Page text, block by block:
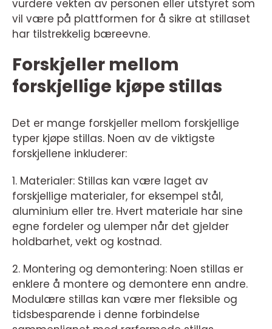
vurdere vekten av personen eller utstyret som
vil være på plattformen for å sikre at stillaset
har tilstrekkelig bæreevne.
Forskjeller mellom
forskjellige kjøpe stillas
Det er mange forskjeller mellom forskjellige
typer kjøpe stillas. Noen av de viktigste
forskjellene inkluderer:
1. Materialer: Stillas kan være laget av
forskjellige materialer, for eksempel stål,
aluminium eller tre. Hvert materiale har sine
egne fordeler og ulemper når det gjelder
holdbarhet, vekt og kostnad.
2. Montering og demontering: Noen stillas er
enklere å montere og demontere enn andre.
Modulære stillas kan være mer fleksible og
tidsbesparende i denne forbindelse